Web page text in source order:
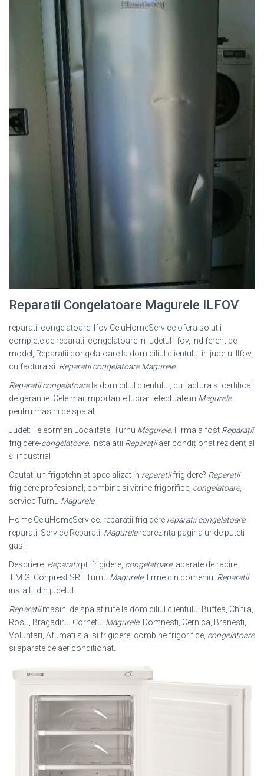
Reparatii Congelatoare Magurele ILFOV
reparatii congelatoare ilfov CeluHomeService ofera solutii
complete de reparatii congelatoare in judetul Ilfov, indiferent de
model, Reparatii congelatoare la domiciliul clientului in judetul Ilfov,
cu factura si. Reparatii congelatoare Magurele.
Reparatii congelatoarela domiciliul clientului, cu factura si certificat
de garantie. Cele mai importante lucrari efectuate in Magurele
pentru masini de spalat
Judet: Teleorman Localitate: Turnu Magurele. Firma a fost Reparații
frigidere-congelatoare. Instalații Reparațiiaer condiționat rezidențial
și industrial
Cautati un frigotehnist specializat in reparatiifrigidere? Reparatii
frigidere profesional, combine si vitrine frigorifice, congelatoare,
service Turnu Magurele.
Home CeluHomeService. reparatii frigidere reparatii congelatoare
reparatii Service Reparatii Magurelereprezinta pagina unde puteti
gasi
Descriere: Reparatiipt. frigidere, congelatoare, aparate de racire.
T.M.G. Conprest SRL Turnu Magurele, firme din domeniul Reparatii
instaltii din judetul
Reparatiimasini de spalat rufe la domiciliul clientului Buftea, Chitila,
Rosu, Bragadiru, Cornetu, Magurele, Domnesti, Cernica, Branesti,
Voluntari, Afumati s.a. si frigidere, combine frigorifice, congelatoare
si aparate de aer conditionat.